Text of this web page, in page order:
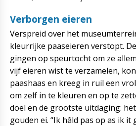
Verborgen eieren
Verspreid over het
kleurrijke paaseieren verstopt.
gingen op speurtocht om ze
vijf eieren wist te verzamelen,
paashaas en kreeg in ruil een
om zelf in te kleuren en op te
doel en de grootste uitdaging:
gouden ei. “Ik hâld pas op as ik it